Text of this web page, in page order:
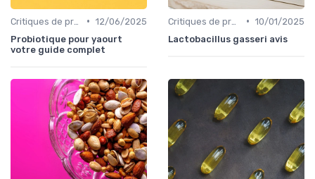
• 12/06/2025
Probiotique pour yaourt
votre guide complet
• 10/01/2025
Lactobacillus gasseri avis